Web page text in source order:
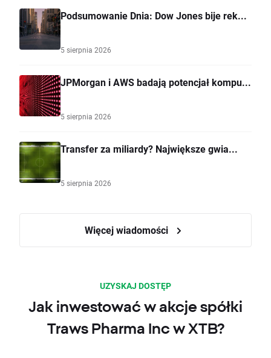
Podsumowanie Dnia: Dow Jones bije rek...
5 sierpnia 2026
JPMorgan i AWS badają potencjał kompu...
5 sierpnia 2026
Transfer za miliardy? Największe gwia...
5 sierpnia 2026
Więcej wiadomości
UZYSKAJ DOSTĘP
Jak inwestować w akcje spółki
Traws Pharma Inc w XTB?